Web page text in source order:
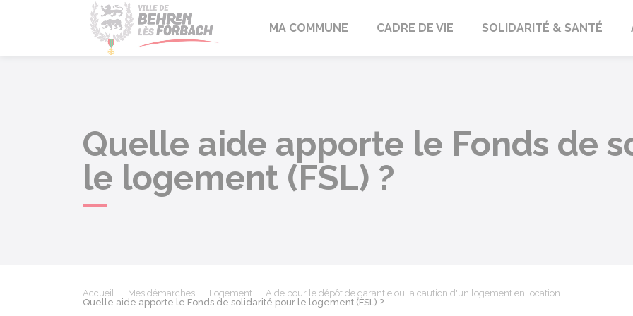
Behren-lès-Forbach
MA COMMUNE CADRE DE VIE SOLIDARITÉ & SANTÉ
Quelle aide apporte le Fonds de
le logement (FSL) ?
Accueil Mes démarches Logement
Aide pour le dépôt de garantie ou la caution d'un logement en location
Quelle aide apporte le Fonds de solidarité pour le logement (FSL) ?